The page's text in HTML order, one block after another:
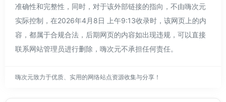
准确性和完整性，同时，对于该外部链接的指向，不由嗨次元
实际控制，在2026年4月8日 上午9:13收录时，该网页上的内
容，都属于合规合法，后期网页的内容如出现违规，可以直接
联系网站管理员进行删除，嗨次元不承担任何责任。
嗨次元致力于优质、实用的网络站点资源收集与分享！